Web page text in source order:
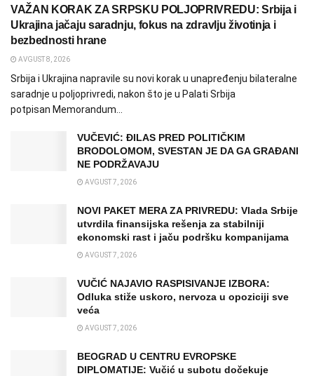
VAŽAN KORAK ZA SRPSKU POLJOPRIVREDU: Srbija i
Ukrajina jačaju saradnju, fokus na zdravlju životinja i
bezbednosti hrane
AVGUST 8, 2026
Srbija i Ukrajina napravile su novi korak u unapređenju bilateralne
saradnje u poljoprivredi, nakon što je u Palati Srbija
potpisan Memorandum...
VUČEVIĆ: ĐILAS PRED POLITIČKIM
BRODOLOMOM, SVESTAN JE DA GA GRAĐANI
NE PODRŽAVAJU
AVGUST 7, 2026
NOVI PAKET MERA ZA PRIVREDU: Vlada Srbije
utvrdila finansijska rešenja za stabilniji
ekonomski rast i jaču podršku kompanijama
AVGUST 7, 2026
VUČIĆ NAJAVIO RASPISIVANJE IZBORA:
Odluka stiže uskoro, nervoza u opoziciji sve
veća
AVGUST 7, 2026
BEOGRAD U CENTRU EVROPSKE
DIPLOMATIJE: Vučić u subotu dočekuje